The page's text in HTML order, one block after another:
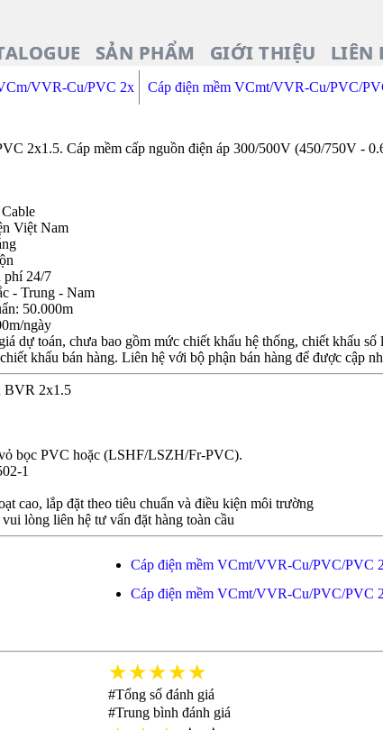
SẢN PHẨM GIỚI THIỆU LIÊN
VVR-Cu/PVC 2x Cáp điện mềm VCmt/VVR-Cu/PVC/
2x1.5. Cáp mềm cấp nguồn điện áp 300/500V (450/750V -
Việt Nam
phí 24/7
- Trung - Nam
50.000m
ngày
dự toán, chưa bao gồm mức chiết khấu hệ thống, chiết khấu
khấu bán hàng. Liên hệ với bộ phận bán hàng để được cập
BVR 2x1.5
bọc PVC hoặc (LSHF/LSZH/Fr-PVC).
1
cao, lắp đặt theo tiêu chuẩn và điều kiện môi trường
lòng liên hệ tư vấn đặt hàng toàn cầu
Cáp điện mềm VCmt/VVR-Cu/PVC/PVC
Cáp điện mềm VCmt/VVR-Cu/PVC/PVC
★★★★★
#Tổng số đánh giá
#Trung bình đánh giá